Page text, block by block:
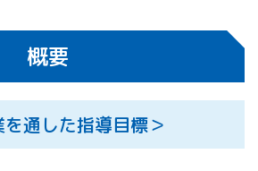
APRSAF（ア
ジア太平洋
地域宇宙機
関会議）宇
宙教育 for
All 分科会
APRSAF宇宙
概要
を通した指導目標＞